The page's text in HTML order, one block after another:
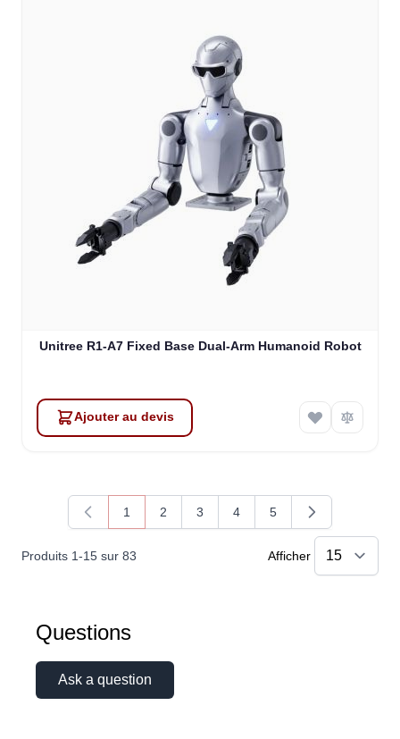
Unitree R1-A7 Fixed Base Dual-Arm Humanoid Robot
Ajouter au devis
Produits 1-15 sur 83
Vous lisez actuellement la page
1
Page
2
Page
3
Page
4
Page
5
Afficher
Questions
Ask a question